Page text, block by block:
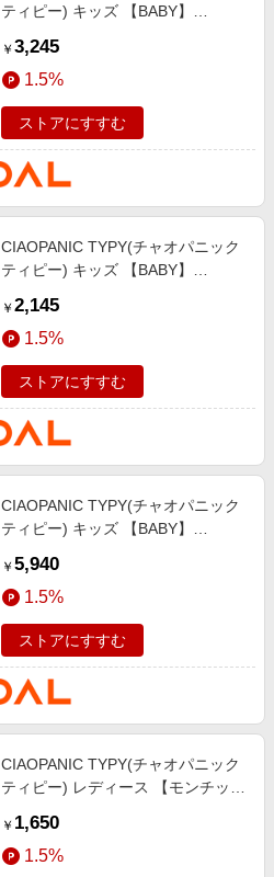
ティピー) キッズ 【BABY】
ル：80～100cmコットン100 オフ
ホワイト
￥ 3,245
1.5%
ストアにすすむ
CIAOPANIC TYPY(チャオパニック
ティピー) キッズ 【BABY】
ートップス：80～100cm ミント
￥ 2,145
1.5%
ストアにすすむ
CIAOPANIC TYPY(チャオパニック
ティピー) キッズ 【BABY】
ト：80～100cmコットン100％ ブ
ラウン
￥ 5,940
1.5%
ストアにすすむ
CIAOPANIC TYPY(チャオパニック
ティピー) レディース 【モンチッ
ー
￥ 1,650
1.5%